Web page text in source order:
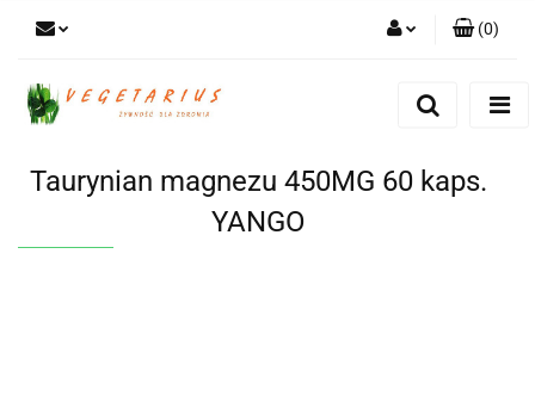
(0)
Taurynian magnezu 450MG 60 kaps.
YANGO